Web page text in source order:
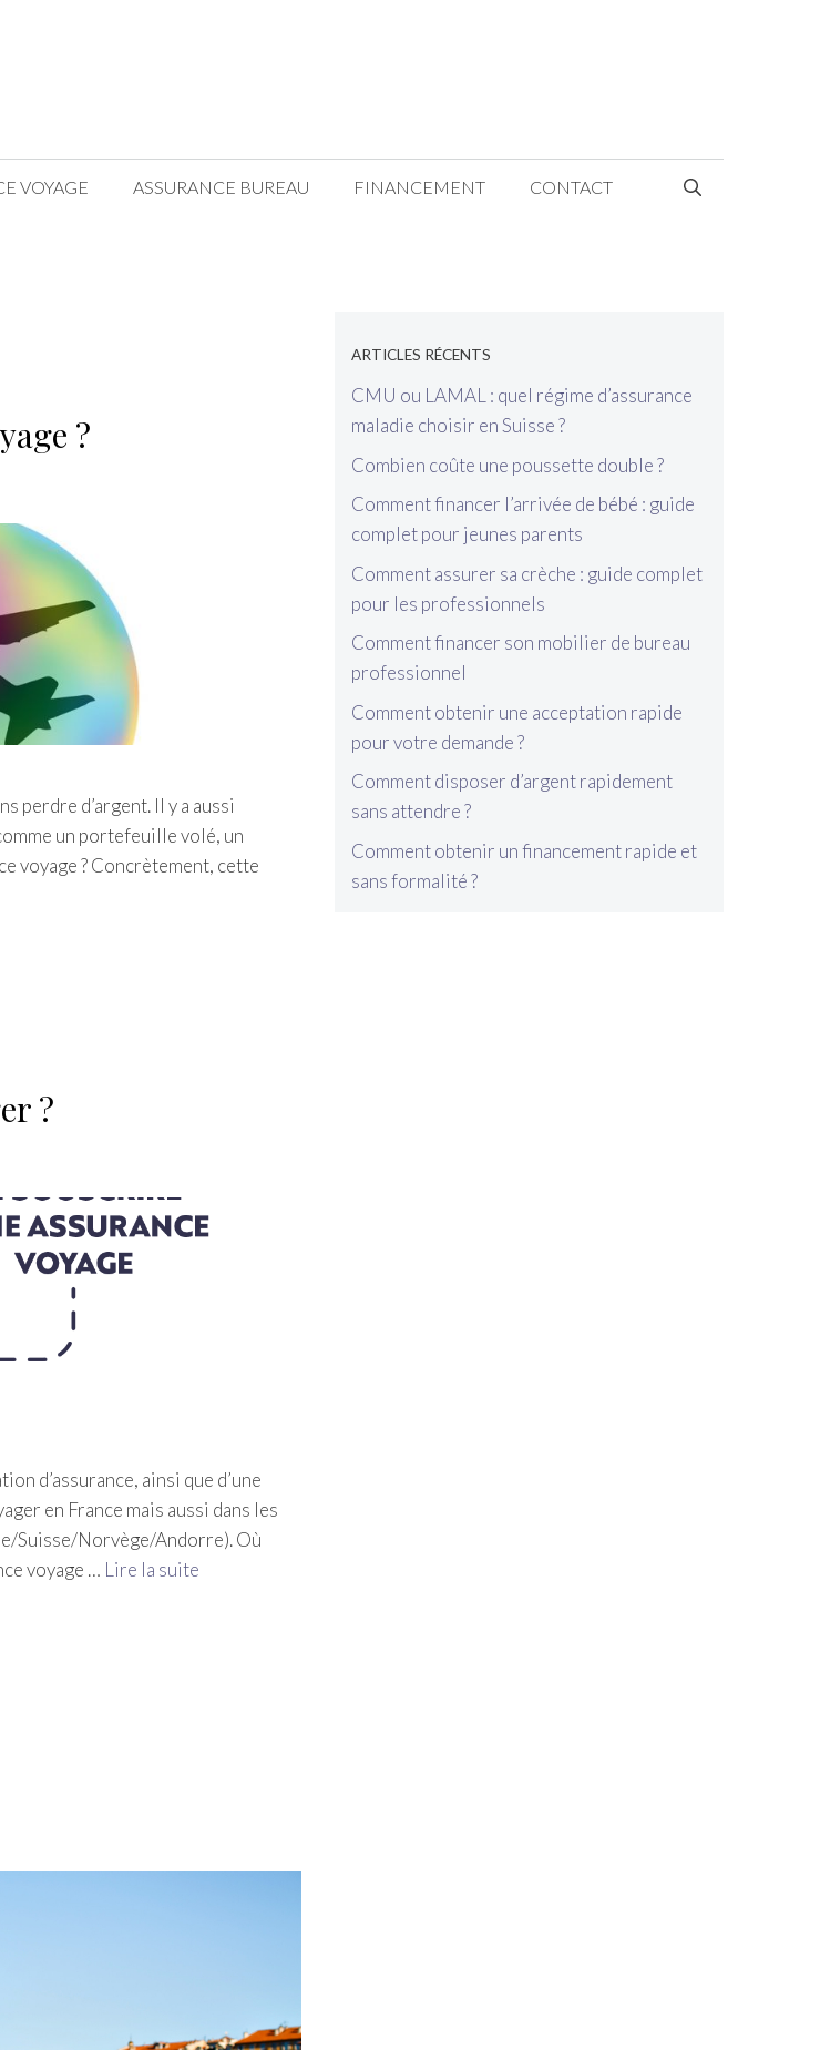
VOYAGE ASSURANCE BUREAU FINANCEMENT CONTACT
?
perdre d’argent. Il y a aussi
un portefeuille volé, un
voyage ? Concrètement, cette
?
d’assurance, ainsi que d’une
en France mais aussi dans les
Suisse/Norvège/Andorre). Où
voyage … Lire la suite
ARTICLES RÉCENTS
CMU ou LAMAL : quel régime d’assurance
maladie choisir en Suisse ?
Combien coûte une poussette double ?
Comment financer l’arrivée de bébé : guide
complet pour jeunes parents
Comment assurer sa crèche : guide complet
pour les professionnels
Comment financer son mobilier de bureau
professionnel
Comment obtenir une acceptation rapide
pour votre demande ?
Comment disposer d’argent rapidement
sans attendre ?
Comment obtenir un financement rapide et
sans formalité ?